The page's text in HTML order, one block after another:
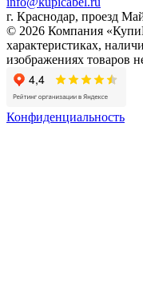
г. Краснодар, проезд
© 2026 Компания
характеристиках,
изображениях товаров
Конфиденциальность